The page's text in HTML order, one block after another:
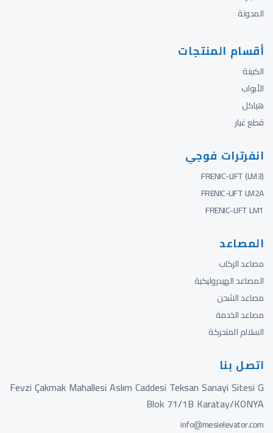
المدونة
أقسام المنتجات
الكبينة
الأبواب
هياكل
قطع غيار
انفرترات فوجي
FRENIC-LIFT (LM3)
FRENIC-LIFT LM2A
FRENIC-LIFT LM1
المصاعد
مصاعد الركاب
المصاعد الهيدروليكية
مصاعد الشحن
مصاعد الخدمة
السلالم المتحركة
اتصل بنا
Fevzi Çakmak Mahallesi Aslım Caddesi Teksan Sanayi Sitesi G
Blok 71/1B Karatay/KONYA
info@mesielevator.com